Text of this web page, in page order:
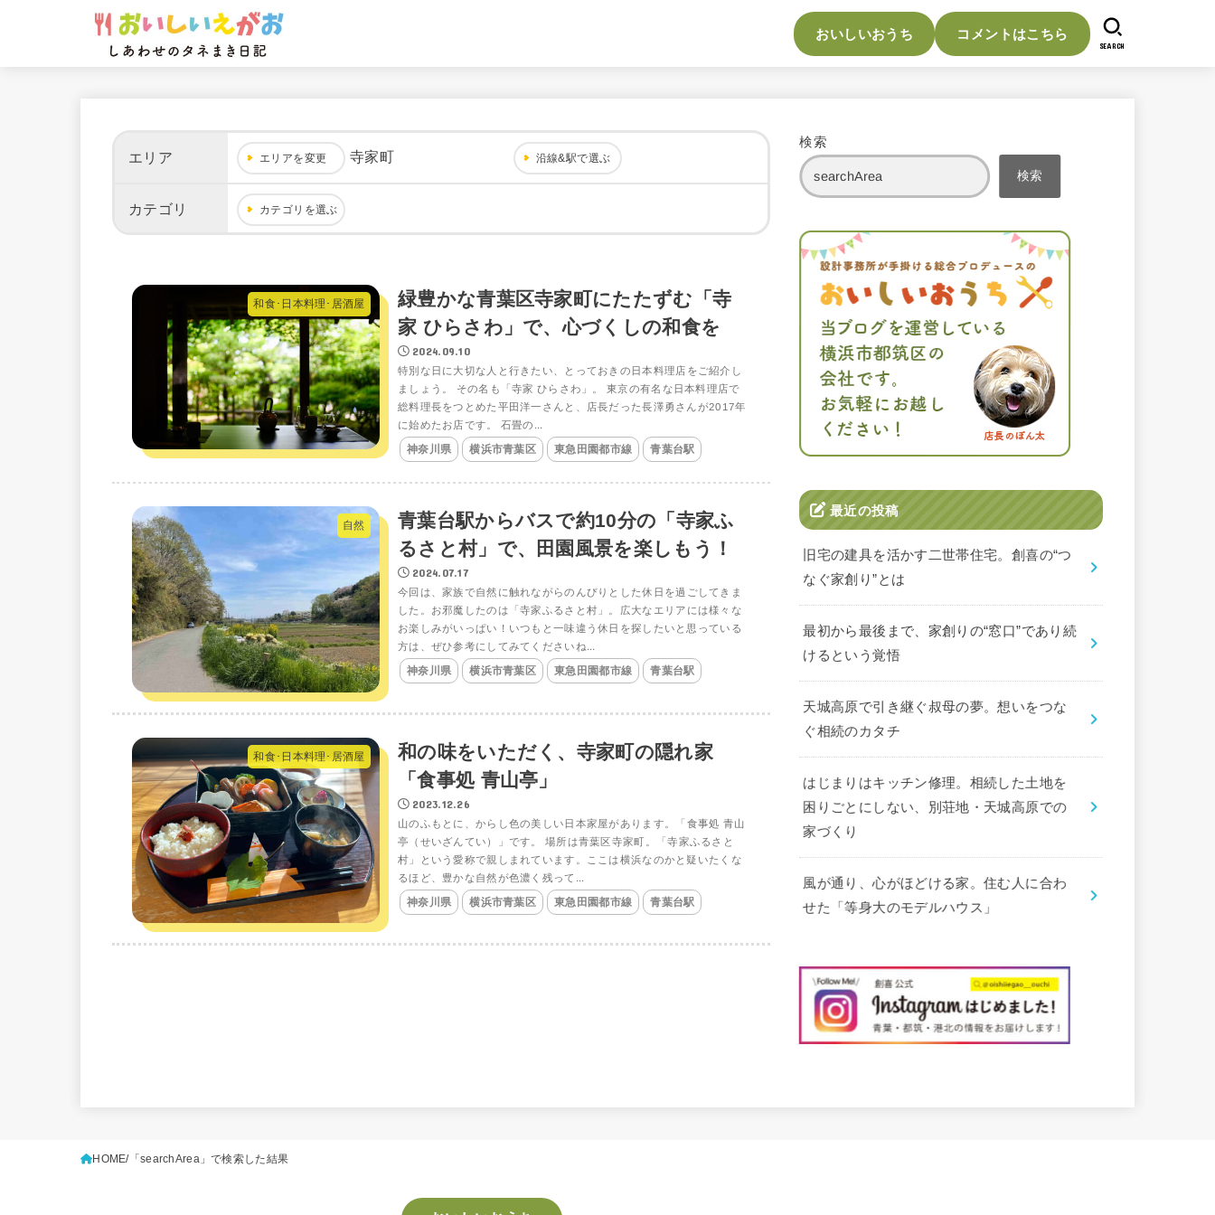
おいしいおうち コメントはこちら
SEARCH
エリア エリアを変更 寺家町 沿線&駅で選ぶ
カテゴリ カテゴリを選ぶ
和食･日本料理･居酒屋
緑豊かな青葉区寺家町にたたずむ「寺
家 ひらさわ」で、心づくしの和食を
2024.09.10
特別な日に大切な人と行きたい、とっておきの日本料理店をご紹介し
ましょう。 その名も「寺家 ひらさわ」。 東京の有名な日本料理店で
総料理長をつとめた平田洋一さんと、店長だった長澤勇さんが2017年
に始めたお店です。 石畳の...
神奈川県 横浜市青葉区 東急田園都市線 青葉台駅
自然
青葉台駅からバスで約10分の「寺家ふ
るさと村」で、田園風景を楽しもう！
2024.07.17
今回は、家族で自然に触れながらのんびりとした休日を過ごしてきま
した。お邪魔したのは「寺家ふるさと村」。広大なエリアには様々な
お楽しみがいっぱい！いつもと一味違う休日を探したいと思っている
方は、ぜひ参考にしてみてくださいね...
神奈川県 横浜市青葉区 東急田園都市線 青葉台駅
和食･日本料理･居酒屋
和の味をいただく、寺家町の隠れ家
「食事処 青山亭」
2023.12.26
山のふもとに、からし色の美しい日本家屋があります。「食事処 青山
亭（せいざんてい）」です。 場所は青葉区寺家町。「寺家ふるさと
村」という愛称で親しまれています。ここは横浜なのかと疑いたくな
るほど、豊かな自然が色濃く残って...
神奈川県 横浜市青葉区 東急田園都市線 青葉台駅
検索
検索
最近の投稿
旧宅の建具を活かす二世帯住宅。創喜の“つ
なぐ家創り”とは
最初から最後まで、家創りの“窓口”であり続
けるという覚悟
天城高原で引き継ぐ叔母の夢。想いをつな
ぐ相続のカタチ
はじまりはキッチン修理。相続した土地を
困りごとにしない、別荘地・天城高原での
家づくり
風が通り、心がほどける家。住む人に合わ
せた「等身大のモデルハウス」
HOME 「searchArea」で検索した結果